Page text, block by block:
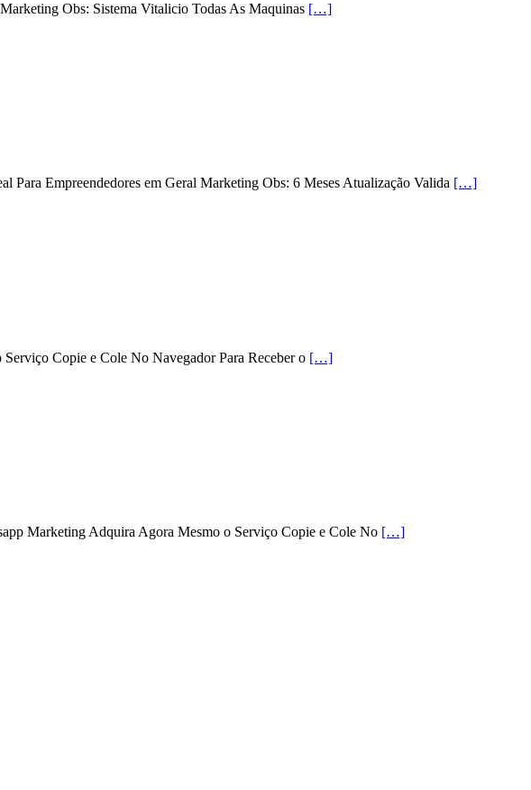
Obs: Sistema Vitalicio Todas As Maquinas […]
Empreendedores em Geral Marketing Obs: 6 Meses Atualização Valida […]
Copie e Cole No Navegador Para Receber o […]
Marketing Adquira Agora Mesmo o Serviço Copie e Cole No […]